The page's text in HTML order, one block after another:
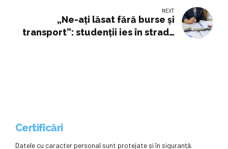
NEXT
„Ne-ați lăsat fără burse și
transport”: studenții ies în stradă
Certificări
Datele cu caracter personal sunt protejate și în siguranță.